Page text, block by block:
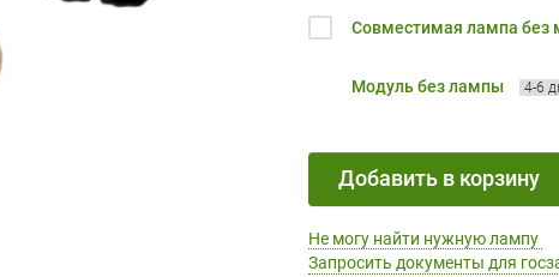
Совместимая лампа без
Модуль без лампы 4-6
Добавить в корзину
Не могу найти нужную лампу
Запросить документы для